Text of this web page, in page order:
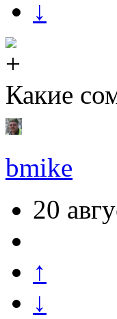
↓
Какие
bmike
20
↑
↓